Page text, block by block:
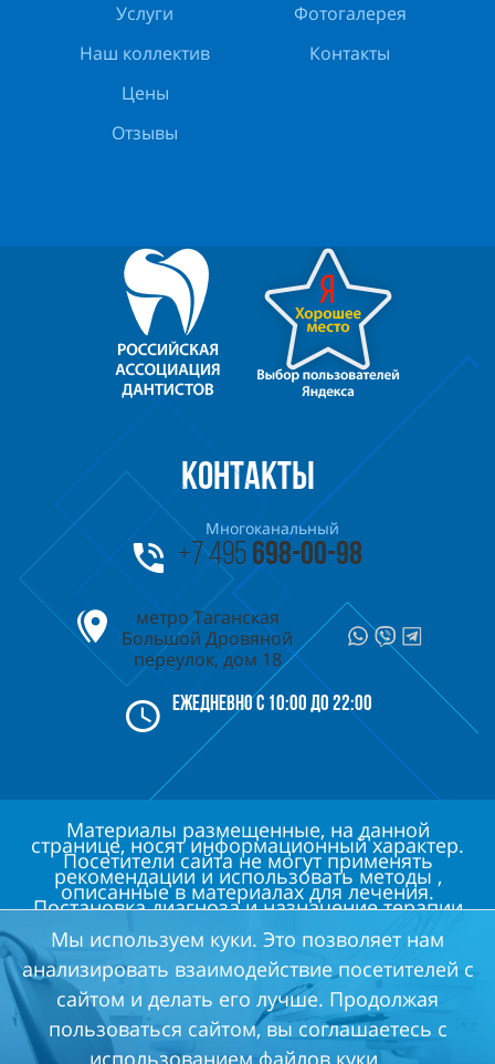
Услуги
Наш коллектив
Цены
Отзывы
Фотогалерея
Контакты
КОНТАКТЫ
Многоканальный
+7 495698-00-98
метро Таганская
Большой Дровяной
переулок, дом 18
Ежедневно с 10:00 до 22:00
Материалы размещенные, на данной
странице, носят информационный характер.
Посетители сайта не могут применять
рекомендации и использовать методы ,
описанные в материалах для лечения.
Постановка диагноза и назначение терапии
Записаться на прием вы можете по
контактному телефону.
ЕСТЬ ПРОТИВОПОКАЗАНИЯ, НЕОБХОДИМА
КОНСУЛЬТАЦИЯ ВРАЧА
Мы используем куки. Это позволяет нам
анализировать взаимодействие посетителей с
сайтом и делать его лучше. Продолжая
пользоваться сайтом, вы соглашаетесь с
использованием файлов куки .